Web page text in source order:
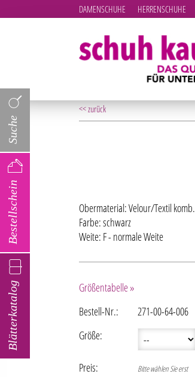
Blätterkatalog
Bestellschein
Suche
DAMENSCHUHE HERRENSCHUHE
<< zurück
Obermaterial: Velour/Textil komb.
Farbe: schwarz
Weite: F - normale Weite
Größentabelle »
Bestell-Nr.:
271-00-64-006
Größe:
Preis:
Bitte wählen Sie erst